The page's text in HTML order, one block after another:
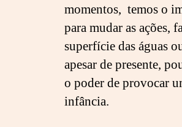
momentos, temos o
para mudar as ações,
superfície das águas
apesar de presente,
o poder de provocar
infância.